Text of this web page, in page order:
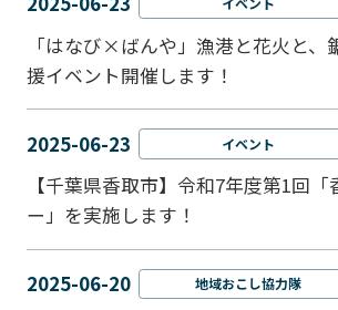
「はなび×ばんや」漁港と花火と、
援イベント開催します！
2025-06-23 イベント
【千葉県香取市】令和7年度第1回
ー」を実施します！
2025-06-20 地域おこし協力隊